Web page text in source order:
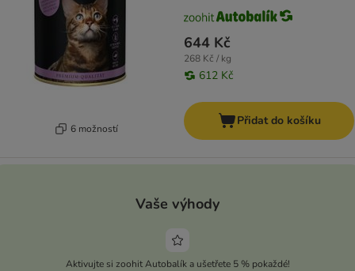
6 možností
644 Kč
268 Kč / kg
612 Kč
Přidat do košíku
Vaše výhody
Aktivujte si zoohit Autobalík a ušetřete 5 % pokaždé!